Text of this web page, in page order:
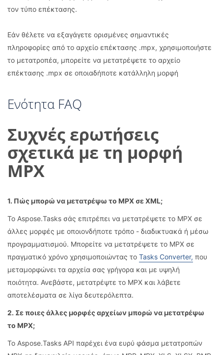
τον τύπο επέκτασης.
Εάν θέλετε να εξαγάγετε ορισμένες σημαντικές
πληροφορίες από το αρχείο επέκτασης .mpx, χρησιμοποιήστε
το μετατροπέα, μπορείτε να μετατρέψετε το αρχείο
επέκτασης .mpx σε οποιαδήποτε κατάλληλη μορφή
Ενότητα FAQ
Συχνές ερωτήσεις
σχετικά με τη μορφή
MPX
1. Πώς μπορώ να μετατρέψω το MPX σε XML;
Το Aspose.Tasks σάς επιτρέπει να μετατρέψετε το MPX σε
άλλες μορφές με οποιονδήποτε τρόπο - διαδικτυακά ή μέσω
προγραμματισμού. Μπορείτε να μετατρέψετε το MPX σε
πραγματικό χρόνο χρησιμοποιώντας το Tasks Converter, που
μεταμορφώνει τα αρχεία σας γρήγορα και με υψηλή
ποιότητα. Ανεβάστε, μετατρέψτε το MPX και λάβετε
αποτελέσματα σε λίγα δευτερόλεπτα.
2. Σε ποιες άλλες μορφές αρχείων μπορώ να μετατρέψω
το MPX;
Το Aspose.Tasks API παρέχει ένα ευρύ φάσμα μετατροπών